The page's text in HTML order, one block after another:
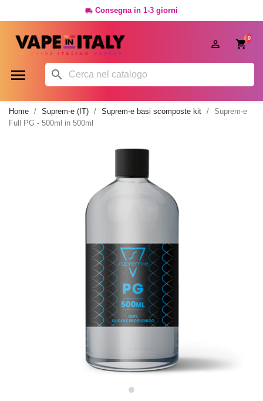
 Consegna in 1-3 giorni
0

 
Home Suprem-e (IT) Suprem-e basi scomposte kit
Suprem-e
Full PG - 500ml in 500ml